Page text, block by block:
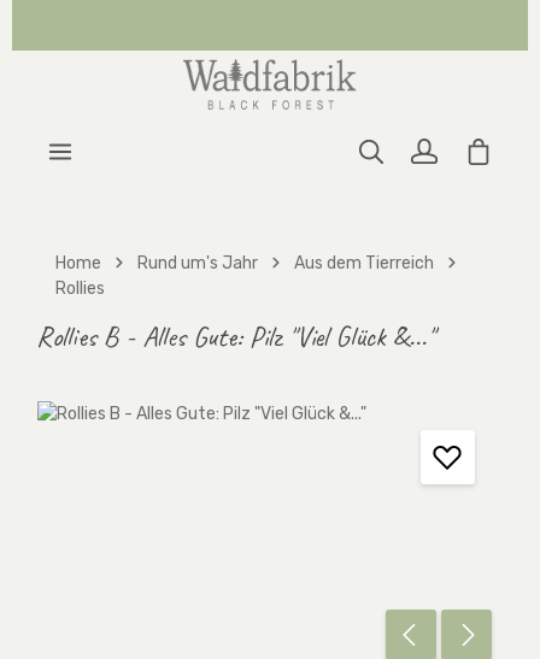
Home Rund um's Jahr
Aus dem Tierreich
Rollies
Rollies B - Alles Gute: Pilz "Viel Glück &..."
Bildergalerie überspringen